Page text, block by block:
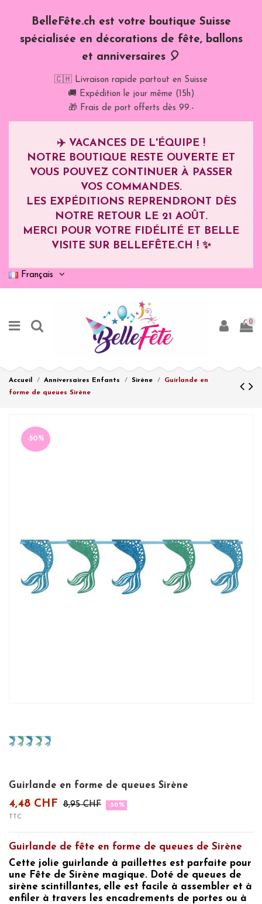
BelleFête.ch est votre boutique Suisse
spécialisée en décorations de fête, ballons
et anniversaires 🎈
🇨🇭 Livraison rapide partout en Suisse
🚚 Expédition le jour même (15h)
🎁 Frais de port offerts dès 99.-
✈️ VACANCES DE L'ÉQUIPE !
NOTRE BOUTIQUE RESTE OUVERTE ET
VOUS POUVEZ CONTINUER À PASSER
VOS COMMANDES.
LES EXPÉDITIONS REPRENDRONT DÈS
NOTRE RETOUR LE 21 AOÛT.
MERCI POUR VOTRE FIDÉLITÉ ET BELLE
VISITE SUR BELLEFÊTE.CH ! ✨
Français
0
Accueil Anniversaires Enfants Sirène
Guirlande en
forme de queues Sirène
-50%
Guirlande en forme de queues Sirène
4,48 CHF 8,95 CHF
-50%
TTC
Guirlande de fête en forme de queues de Sirène
Cette jolie guirlande à paillettes est parfaite pour
une Fête de Sirène magique. Doté de queues de
sirène scintillantes, elle est facile à assembler et à
enfiler à travers les encadrements de portes ou à